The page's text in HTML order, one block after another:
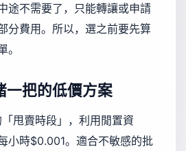
途不需要了，只能轉讓或申請
分費用。所以，選之前要先算
一把的低價方案
甩賣時段」，利用閒置資
小時$0.001。適合不敏感的批